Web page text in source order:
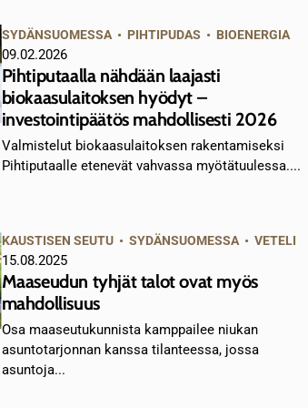
SYDÄNSUOMESSA• PIHTIPUDAS • BIOENERGIA
09.02.2026
Pihtiputaalla nähdään laajasti
biokaasulaitoksen hyödyt –
investointipäätös mahdollisesti 2026
Valmistelut biokaasulaitoksen rakentamiseksi
Pihtiputaalle etenevät vahvassa myötätuulessa....
KAUSTISEN SEUTU• SYDÄNSUOMESSA• VETELI
15.08.2025
Maaseudun tyhjät talot ovat myös
mahdollisuus
Osa maaseutukunnista kamppailee niukan
asuntotarjonnan kanssa tilanteessa, jossa
asuntoja...